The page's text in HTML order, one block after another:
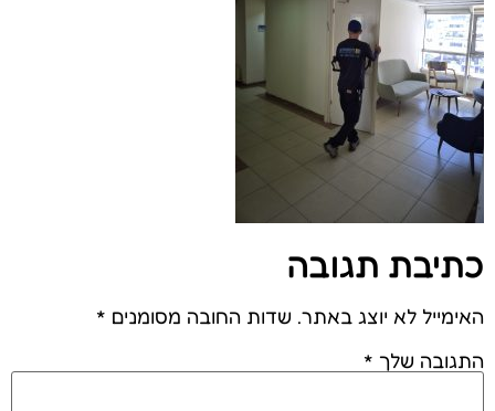
כתיבת תגובה
האימייל לא יוצג באתר. שדות החובה מסומנים *
התגובה שלך *